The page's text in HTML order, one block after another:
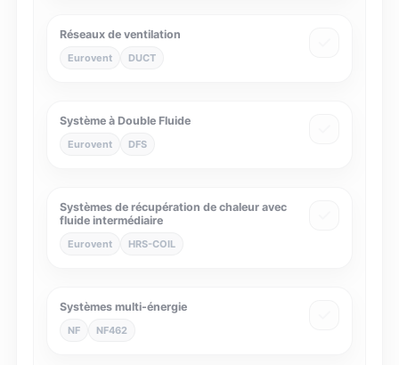
Réseaux de ventilation
Eurovent DUCT
Système à Double Fluide
Eurovent DFS
Systèmes de récupération de chaleur avec
fluide intermédiaire
Eurovent HRS-COIL
Systèmes multi-énergie
NF NF462